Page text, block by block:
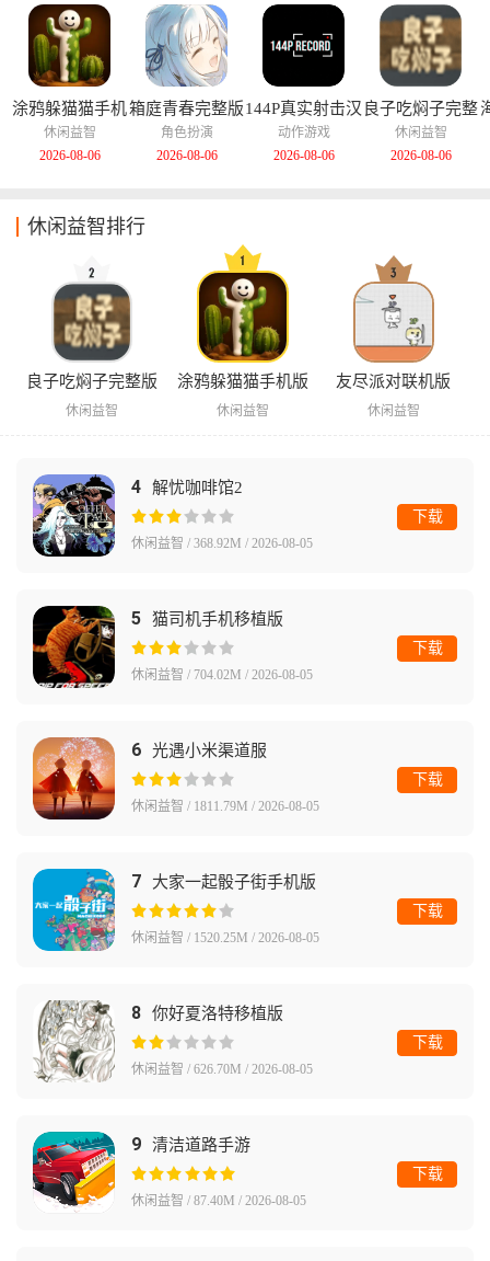
涂鸦躲猫猫手机
版
休闲益智
2026-08-06
箱庭青春完整版
角色扮演
2026-08-06
144P真实射击汉
化版
动作游戏
2026-08-06
良子吃焖子完整
版
休闲益智
2026-08-06
休闲益智排行
良子吃焖子完整版
休闲益智
涂鸦躲猫猫手机版
休闲益智
友尽派对联机版
休闲益智
4 解忧咖啡馆2
休闲益智 / 368.92M / 2026-08-05
下载
5 猫司机手机移植版
休闲益智 / 704.02M / 2026-08-05
下载
6 光遇小米渠道服
休闲益智 / 1811.79M / 2026-08-05
下载
7 大家一起骰子街手机版
休闲益智 / 1520.25M / 2026-08-05
下载
8 你好夏洛特移植版
休闲益智 / 626.70M / 2026-08-05
下载
9 清洁道路手游
休闲益智 / 87.40M / 2026-08-05
下载